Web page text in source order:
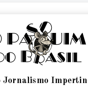
Jornalismo